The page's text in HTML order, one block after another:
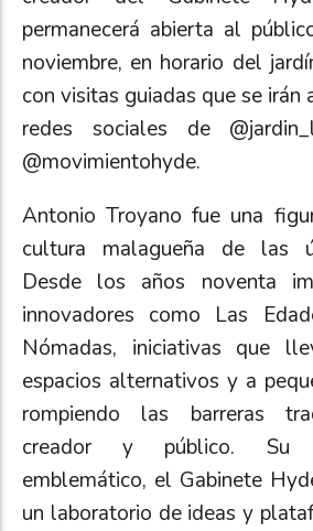
permanecerá abierta al
noviembre, en horario del
con visitas guiadas que se irán
redes sociales de
@movimientohyde.
Antonio Troyano fue una
cultura malagueña de las
Desde los años noventa
innovadores como Las
Nómadas, iniciativas que
espacios alternativos y a
rompiendo las barreras
creador y público. Su
emblemático, el Gabinete
un laboratorio de ideas y